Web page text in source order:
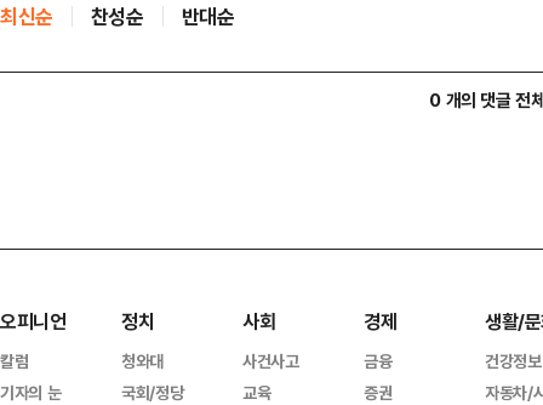
최신순 찬성순 반대순
0 개의 댓글 전
오피니언
칼럼
기자의 눈
정치
청와대
국회/정당
사회
사건사고
교육
경제
금융
증권
생활/
건강정보
자동차/